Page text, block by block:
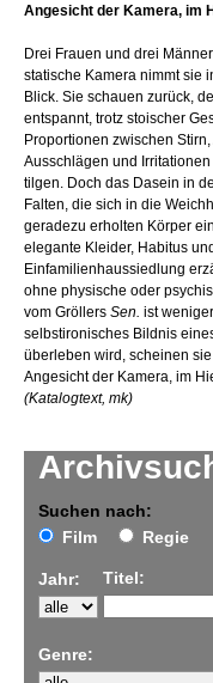
Suchen nach:
Film
Regie
Jahr: Titel:
Genre:
Angesicht der Kamera, im
Drei Frauen und drei
statische Kamera nimmt sie
Blick. Sie schauen zurück,
entspannt, trotz stoischer
Proportionen zwischen
Ausschlägen und
tilgen. Doch das Dasein in
Falten, die sich in die
geradezu erholten Körper
elegante Kleider, Habitus
Einfamilienhaussiedlung
ohne physische oder
vom Gröllers Sen. ist
selbstironisches Bildnis
überleben wird, scheinen
Angesicht der Kamera, im
(Katalogtext, mk)